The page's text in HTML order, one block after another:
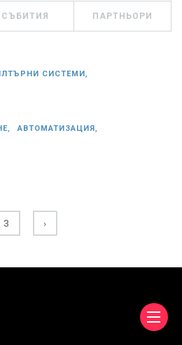
СЪБИТИЯ ПАРТНЬОРИ
СИСТЕМИ,
АВТОМАТИЗАЦИЯ,
3 ›